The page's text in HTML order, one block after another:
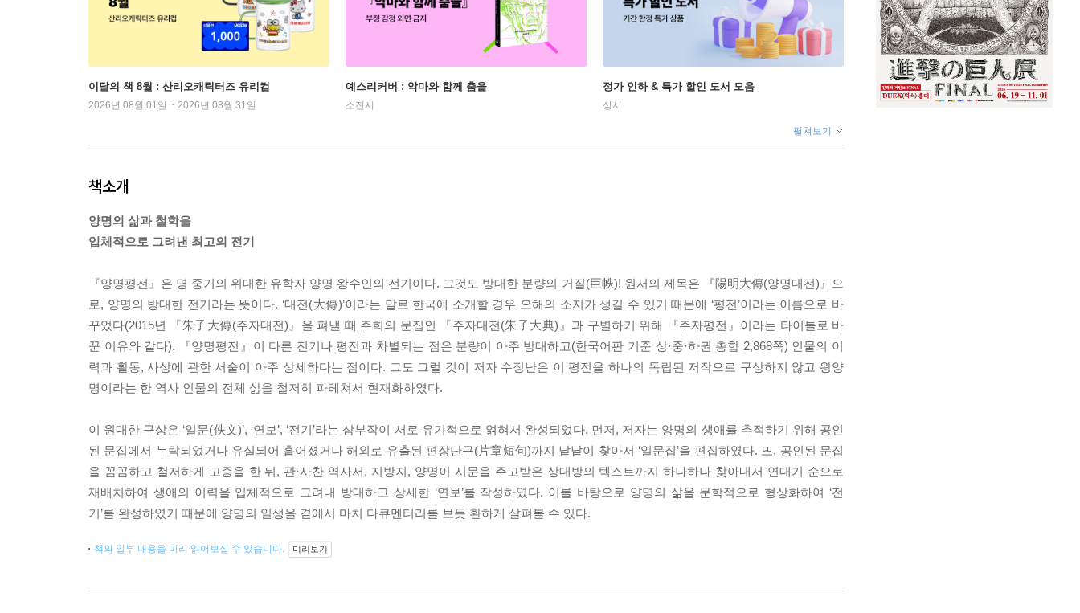
이달의 책 8월 : 산리오캐릭터즈 유리컵
2026년 08월 01일 ~ 2026년 08월 31일
예스리커버 : 악마와 함께 춤을
소진시
정가 인하 & 특가 할인 도서 모음
상시
펼쳐보기
책소개
양명의 삶과 철학을
입체적으로 그려낸 최고의 전기
『양명평전』은 명 중기의 위대한 유학자 양명 왕수인의 전기이다. 그것도 방대한 분량의 거질(巨帙)! 원서의 제목은 『陽明大傳(양명대전)』으
로, 양명의 방대한 전기라는 뜻이다. ‘대전(大傳)’이라는 말로 한국에 소개할 경우 오해의 소지가 생길 수 있기 때문에 ‘평전’이라는 이름으로 바
꾸었다(2015년 『朱子大傳(주자대전)』을 펴낼 때 주희의 문집인 『주자대전(朱子大典)』과 구별하기 위해 『주자평전』이라는 타이틀로 바
꾼 이유와 같다). 『양명평전』이 다른 전기나 평전과 차별되는 점은 분량이 아주 방대하고(한국어판 기준 상·중·하권 총합 2,868쪽) 인물의 이
력과 활동, 사상에 관한 서술이 아주 상세하다는 점이다. 그도 그럴 것이 저자 수징난은 이 평전을 하나의 독립된 저작으로 구상하지 않고 왕양
명이라는 한 역사 인물의 전체 삶을 철저히 파헤쳐서 현재화하였다.
이 원대한 구상은 ‘일문(佚文)’, ‘연보’, ‘전기’라는 삼부작이 서로 유기적으로 얽혀서 완성되었다. 먼저, 저자는 양명의 생애를 추적하기 위해 공인
된 문집에서 누락되었거나 유실되어 흩어졌거나 해외로 유출된 편장단구(片章短句)까지 낱낱이 찾아서 ‘일문집’을 편집하였다. 또, 공인된 문집
을 꼼꼼하고 철저하게 고증을 한 뒤, 관·사찬 역사서, 지방지, 양명이 시문을 주고받은 상대방의 텍스트까지 하나하나 찾아내서 연대기 순으로
재배치하여 생애의 이력을 입체적으로 그려내 방대하고 상세한 ‘연보’를 작성하였다. 이를 바탕으로 양명의 삶을 문학적으로 형상화하여 ‘전
기’를 완성하였기 때문에 양명의 일생을 곁에서 마치 다큐멘터리를 보듯 환하게 살펴볼 수 있다.
책의 일부 내용을 미리 읽어보실 수 있습니다. 미리보기